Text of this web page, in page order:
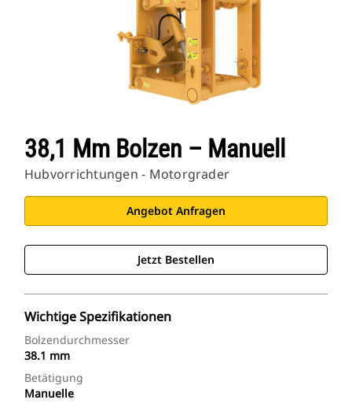
38,1 Mm Bolzen – Manuell
Hubvorrichtungen - Motorgrader
Angebot Anfragen
Jetzt Bestellen
Wichtige Spezifikationen
Bolzendurchmesser
38.1 mm
Betätigung
Manuelle